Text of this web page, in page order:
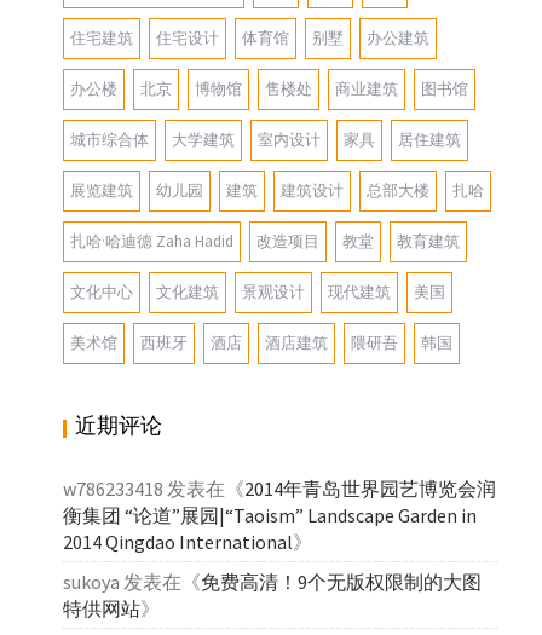
住宅建筑 住宅设计 体育馆 别墅 办公建筑
办公楼 北京 博物馆 售楼处 商业建筑 图书馆
城市综合体 大学建筑 室内设计 家具 居住建筑
展览建筑 幼儿园 建筑 建筑设计 总部大楼 扎哈
扎哈·哈迪德 Zaha Hadid 改造项目 教堂 教育建筑
文化中心 文化建筑 景观设计 现代建筑 美国
美术馆 西班牙 酒店 酒店建筑 隈研吾 韩国
近期评论
w786233418 发表在《2014年青岛世界园艺博览会润
衡集团 “论道”展园|“Taoism” Landscape Garden in
2014 Qingdao International》
sukoya 发表在《免费高清！9个无版权限制的大图
特供网站》